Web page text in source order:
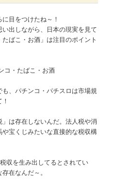
目をつけたね～！
出しながら、日本の現実を見て
ばこ・お酒」は注目のポイント
コ・たばこ・お酒
も、パチンコ・パチスロは市場規
は存在しないんだ。法人税や消
宝くじみたいな直接的な税収構
収を生み出してるとされてい
在なんだ～。